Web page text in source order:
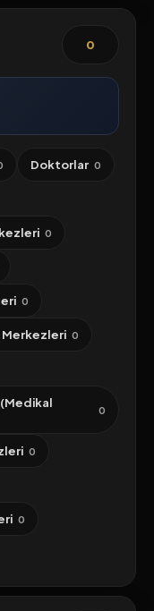
0
Doktorlar 0
0
0
Merkezleri 0
(Medikal
0
0
0